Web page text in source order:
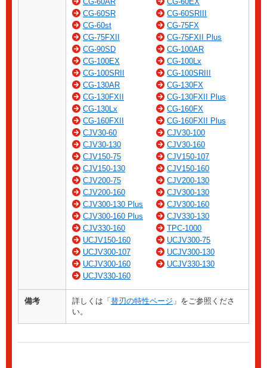
CG-60SR
CG-60SRIII
CG-60st
CG-75FX
CG-75FXII
CG-75FXII Plus
CG-90SD
CG-100AR
CG-100EX
CG-100Lx
CG-100SRII
CG-100SRIII
CG-130AR
CG-130FX
CG-130FXII
CG-130FXII Plus
CG-130Lx
CG-160FX
CG-160FXII
CG-160FXII Plus
CJV30-60
CJV30-100
CJV30-130
CJV30-160
CJV150-75
CJV150-107
CJV150-130
CJV150-160
CJV200-75
CJV200-130
CJV200-160
CJV300-130
CJV300-130 Plus
CJV300-160
CJV300-160 Plus
CJV330-130
CJV330-160
TPC-1000
UCJV150-160
UCJV300-75
UCJV300-107
UCJV300-130
UCJV300-160
UCJV330-130
UCJV330-160
備考 詳しくは「 替刃の特性ページ 」をご参照くださ
い。